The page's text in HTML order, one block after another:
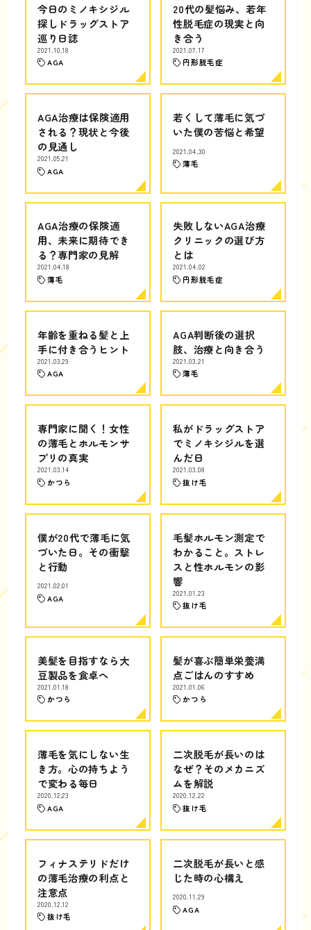
今日のミノキシジル
探しドラッグストア
巡り日誌
2021.10.18
AGA
20代の髪悩み、若年
性脱毛症の現実と向
き合う
2021.07.17
円形脱毛症
AGA治療は保険適用
される？現状と今後
の見通し
2021.05.21
AGA
若くして薄毛に気づ
いた僕の苦悩と希望
2021.04.30
薄毛
AGA治療の保険適
用、未来に期待でき
る？専門家の見解
2021.04.18
薄毛
失敗しないAGA治療
クリニックの選び方
とは
2021.04.02
円形脱毛症
年齢を重ねる髪と上
手に付き合うヒント
2021.03.29
AGA
AGA判断後の選択
肢、治療と向き合う
2021.03.21
薄毛
専門家に聞く！女性
の薄毛とホルモンサ
プリの真実
2021.03.14
かつら
私がドラッグストア
でミノキシジルを選
んだ日
2021.03.08
抜け毛
僕が20代で薄毛に気
づいた日。その衝撃
と行動
2021.02.01
AGA
毛髪ホルモン測定で
わかること。ストレ
スと性ホルモンの影
響
2021.01.23
抜け毛
美髪を目指すなら大
豆製品を食卓へ
2021.01.18
かつら
髪が喜ぶ簡単栄養満
点ごはんのすすめ
2021.01.06
かつら
薄毛を気にしない生
き方。心の持ちよう
で変わる毎日
2020.12.23
AGA
二次脱毛が長いのは
なぜ？そのメカニズ
ムを解説
2020.12.22
抜け毛
フィナステリドだけ
の薄毛治療の利点と
注意点
2020.12.12
抜け毛
二次脱毛が長いと感
じた時の心構え
2020.11.29
AGA